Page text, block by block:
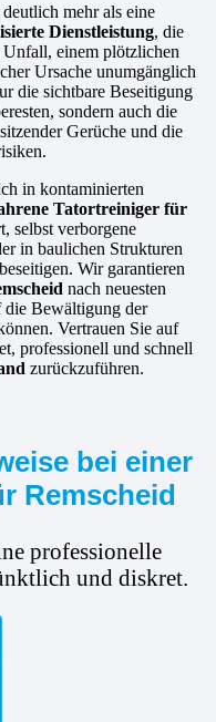
mehr als eine
Dienstleistung, die
Unfall, einem plötzlichen
Ursache unumgänglich
die sichtbare Beseitigung
sondern auch die
Gerüche und die
in kontaminierten
Tatortreiniger für
selbst verborgene
in baulichen Strukturen
Wir garantieren
nach neuesten
die Bewältigung der
Vertrauen Sie auf
professionell und schnell
zurückzuführen.
bei einer
Remscheid
professionelle
und diskret.